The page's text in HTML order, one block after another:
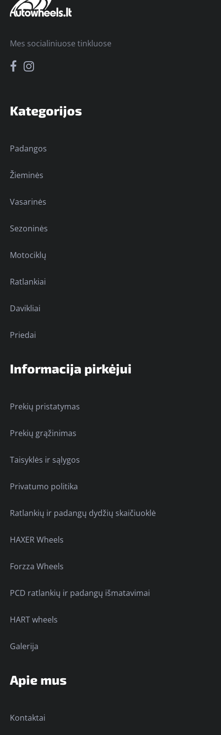
Kategorijos
Padangos
Žieminės
Vasarinės
Sezoninės
Motociklų
Ratlankiai
Davikliai
Priedai
Informacija pirkėjui
Prekių pristatymas
Prekių grąžinimas
Taisyklės ir sąlygos
Privatumo politika
Ratlankių ir padangų dydžių skaičiuoklė
HAXER Wheels
Forzza Wheels
PCD ratlankių ir padangų išmatavimai
HART wheels
Galerija
Apie mus
Kontaktai
Mes socialiniuose tinkluose